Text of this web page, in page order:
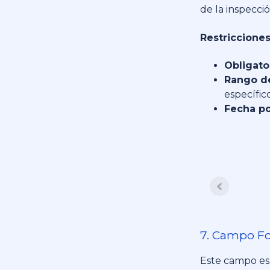
de la
Rango
Fecha
7. Campo
Este campo